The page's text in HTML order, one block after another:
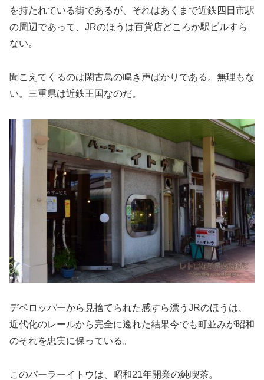
を持たれている街であるが、それはあくまで近鉄四日市駅
の周辺であって、JRのほうは百貨店どころか駅ビルすら
ない。
聞こえてくるのは閑古鳥の鳴き声ばかりである。無理もな
い。三重県は近鉄王国なのだ。
デベロッパーから見捨てられた感すら漂うJRのほうは、
近代化のレールから完全に逸れた結果今でも町並みが昭和
のそれを忠実に保っている。
このパーラーイトウは、昭和21年開業の純喫茶。